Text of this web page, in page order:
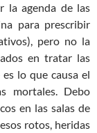
la agenda de las
para prescribir
pero no la
en tratar las
lo que causa el
mortales. Debo
en las salas de
rotos, heridas